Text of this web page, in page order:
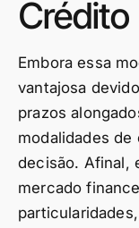
Crédito
Embora essa
vantajosa
prazos
modalidades
decisão. Afinal,
mercado